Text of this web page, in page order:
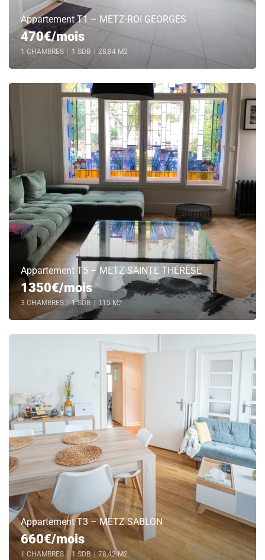
Appartement T1 – METZ-ROI GEORGES
470€/mois
1 CHAMBRES 1 SDB 28,84 M2
Appartement T5 – METZ SAINTE THÉRÈSE
1350€/mois
3 CHAMBRES | 1 SDB 115 M2
Appartement T3 – METZ SABLON
660€/mois
1 CHAMBRES 1 SDB | 78,42 M2